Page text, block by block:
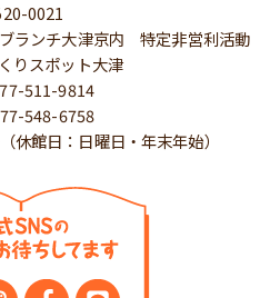
0021
ランチ大津京内 特定非営利活動
りスポット大津
511-9814
548-6758
休館日：日曜日・年末年始）